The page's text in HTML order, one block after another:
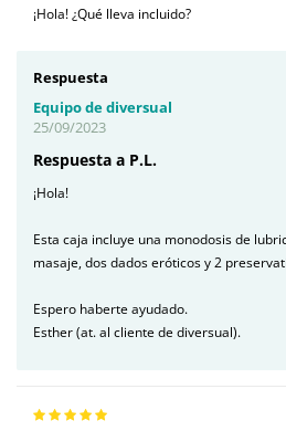
¡Hola! ¿Qué lleva incluido?
Respuesta
Equipo de diversual
25/09/2023
Respuesta a P.L.
¡Hola!
Esta caja incluye una monodosis de
masaje, dos dados eróticos y 2
Espero haberte ayudado.
Esther (at. al cliente de diversual).